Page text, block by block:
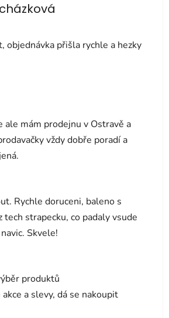
je 5 z 5 hvězdiček.
objednávka přišla rychle a hezky
je 5 z 5 hvězdiček.
ale mám prodejnu v Ostravě a
vždy dobře poradí a
je 5 z 5 hvězdiček.
Rychle doruceni, baleno s
tech strapecku, co padaly vsude
Skvele!
je 5 z 5 hvězdiček.
produktů
a slevy, dá se nakoupit